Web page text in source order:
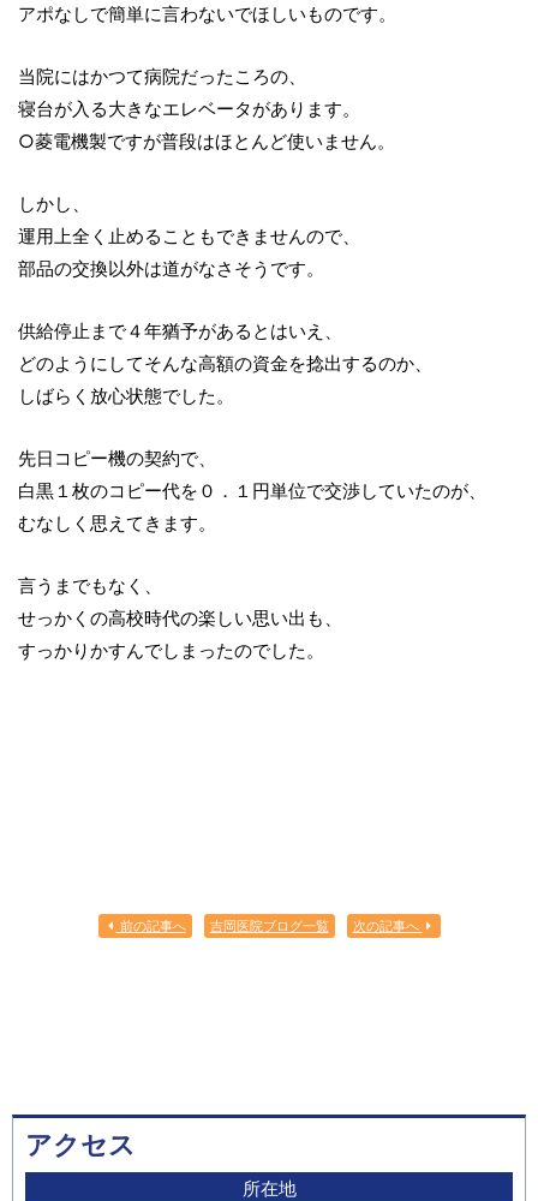
アポなしで簡単に言わないでほしいものです。
当院にはかつて病院だったころの、
寝台が入る大きなエレベータがあります。
○菱電機製ですが普段はほとんど使いません。
しかし、
運用上全く止めることもできませんので、
部品の交換以外は道がなさそうです。
供給停止まで４年猶予があるとはいえ、
どのようにしてそんな高額の資金を捻出するのか、
しばらく放心状態でした。
先日コピー機の契約で、
白黒１枚のコピー代を０．１円単位で交渉していたのが、
むなしく思えてきます。
言うまでもなく、
せっかくの高校時代の楽しい思い出も、
すっかりかすんでしまったのでした。
前の記事へ 吉岡医院ブログ一覧 次の記事へ
アクセス
所在地